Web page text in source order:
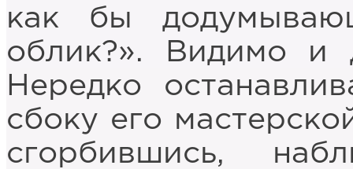
как бы
облик?». Видимо и
Нередко
сбоку его
сгорбившись,